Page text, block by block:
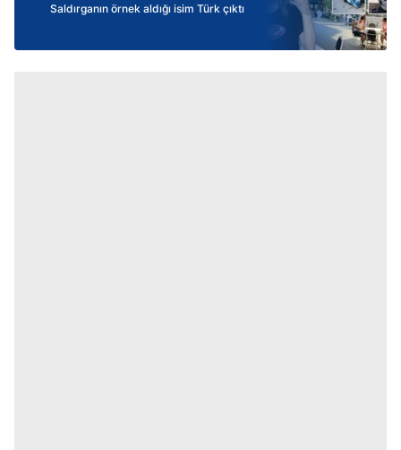
Saldırganın örnek aldığı isim Türk çıktı